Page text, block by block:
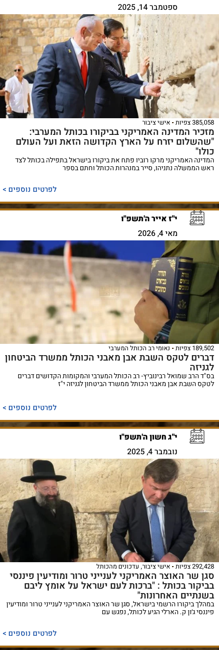
ספטמבר 14, 2025
385,058 צפיות אישי ציבור
מזכיר המדינה האמריקני בביקורו בכותל המערבי:
"שהשלום יזרח על הארץ הקדושה הזאת ועל העולם
כולו"
המדינה האמריקני מרקו רוביו פתח את ביקורו בישראל בתפילה בכותל לצד
ראש הממשלה נתניהו, סייר במנהרות הכותל וחתם בספר
לפרטים נוספים >
י"ז אייר ה'תשפ"ו
מאי 4, 2026
189,502 צפיות נאומי רב הכותל המערבי
דברים לטקס השבת אבן מאבני הכותל ממשרד הביטחון
לגניזה
בס"ד הרב שמואל רבינוביץ- רב הכותל המערבי והמקומות הקדושים דברים
לטקס השבת אבן מאבני הכותל ממשרד הביטחון לגניזה י"ז
לפרטים נוספים >
י"ג חשון ה'תשפ"ו
נובמבר 4, 2025
292,428 צפיות אישי ציבור, עדכונים מהכותל
סגן שר האוצר האמריקני לענייני טרור ומודיעין פיננסי
בביקור בכותל : "ברכות לעם ישראל על אומץ ליבם
בשנתיים האחרונות"
במהלך ביקורו הרשמי בישראל, סגן שר האוצר האמריקני לענייני טרור ומודיעין
פיננסי ג׳ון ק. הארלי הגיע לכותל, נפגש עם
לפרטים נוספים >